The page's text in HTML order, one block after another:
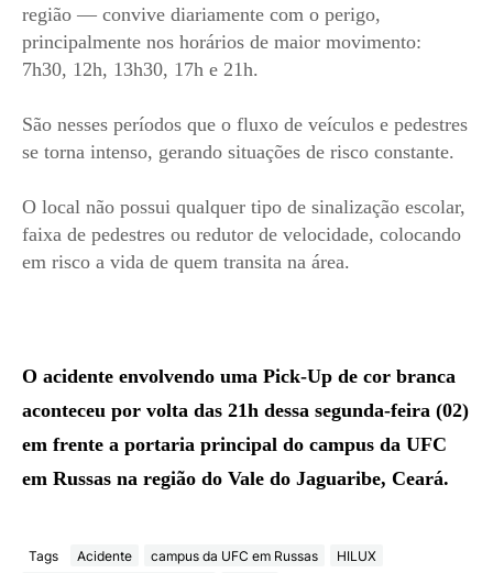
região — convive diariamente com o perigo,
principalmente nos horários de maior movimento:
7h30, 12h, 13h30, 17h e 21h.
São nesses períodos que o fluxo de veículos e pedestres
se torna intenso, gerando situações de risco constante.
O local não possui qualquer tipo de sinalização escolar,
faixa de pedestres ou redutor de velocidade, colocando
em risco a vida de quem transita na área.
O acidente envolvendo uma Pick-Up de cor branca
aconteceu por volta das 21h dessa segunda-feira (02)
em frente a portaria principal do campus da UFC
em Russas na região do Vale do Jaguaribe, Ceará.
Tags Acidente campus da UFC em Russas
HILUX